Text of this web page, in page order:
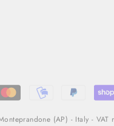
(AP) - Italy - VAT